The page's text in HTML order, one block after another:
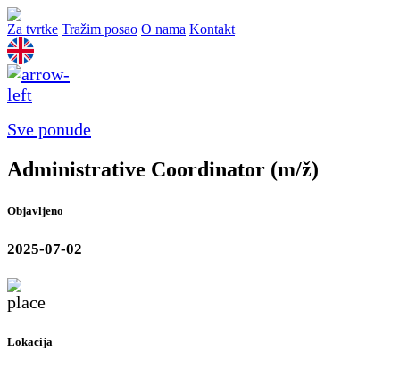
Za tvrtke Tražim posao O nama Kontakt
Sve ponude
Administrative Coordinator (m/ž)
Objavljeno
2025-07-02
Lokacija